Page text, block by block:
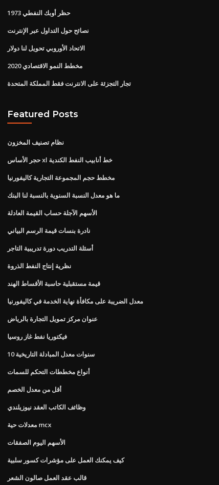
حظر أوبك النفطي 1973
نصائح حول التداول عبر الإنترنت
الاتحاد الأوروبي تحويل لنا دولار
مخطط النمو الاقتصادي 2020
تجار التجزئة على الانترنت فقط المملكة المتحدة
Featured Posts
نظام تصنيف المخزون
حجر الأساس xl خط أنابيب النفط الكندية
مخطط حجم المجموعة التجارية كاليفورنيا
ما هو معدل النسبة السنوية بالنسبة لنا البنك
الأسهم الآجلة حساب القيمة العادلة
نادرة بنسات قيمة الرسم البياني
أسئلة التدريب دورة تدريبية التاجر
نظرية إنتاج النفط الذروة
قيمة مستقبلية حاسبة الأقساط الهند
معدل الضريبة على مكافأة نهاية الخدمة في كاليفورنيا
عنوان مركز تمويل التجارة بالرياض
فيكتوريا نفط غاز روسيا
10 سنوات معدل المبادلة التاريخية
أنواع مخططات التحكم للسمات
أقل من معدل الخصم
وظائف الكاتب العقد نيوزيلندي
معدلات حية mcx
الأسهم اليوم الصفقات
كيف يمكنك العمل على مؤشرات كسور سلبية
قالب عقد العمل صالون الشعر